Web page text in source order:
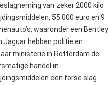
van zeker 2000 kilo
55.000 euro en 9
waaronder een Bentley
Jaguar hebben politie en
ministerie in Rotterdam de
handel in
een forse slag